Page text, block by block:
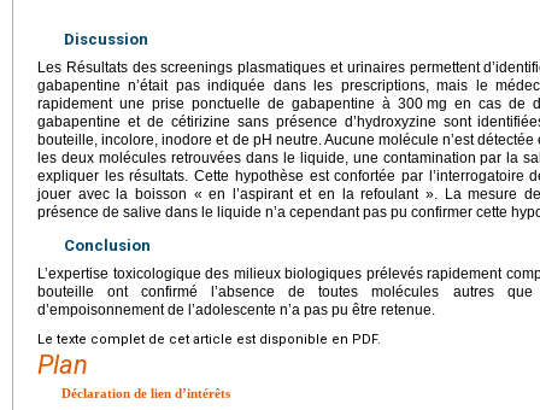
Discussion
Les Résultats des screenings plasmatiques et urinaires permettent
gabapentine n’était pas indiquée dans les prescriptions, mais le
rapidement une prise ponctuelle de gabapentine à 300 mg en cas de
gabapentine et de cétirizine sans présence d’hydroxyzine sont
bouteille, incolore, inodore et de pH neutre. Aucune molécule n’est
les deux molécules retrouvées dans le liquide, une contamination par la
expliquer les résultats. Cette hypothèse est confortée par l’interrogatoire
jouer avec la boisson « en l’aspirant et en la refoulant ». La mesure
présence de salive dans le liquide n’a cependant pas pu confirmer cette
Conclusion
L’expertise toxicologique des milieux biologiques prélevés rapidement
bouteille ont confirmé l’absence de toutes molécules autres
d’empoisonnement de l’adolescente n’a pas pu être retenue.
Le texte complet de cet article est disponible en PDF.
Plan
Déclaration de lien d’intérêts